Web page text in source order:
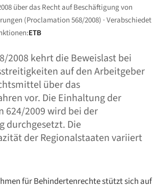
über das Recht auf Beschäftigung von
(Proclamation 568/2008) · Verabschiedet
ETB
2008 kehrt die Beweislast bei
auf den Arbeitgeber
über das
vor. Die Einhaltung der
624/2009 wird bei der
durchgesetzt. Die
der Regionalstaaten variiert
für Behindertenrechte stützt sich auf